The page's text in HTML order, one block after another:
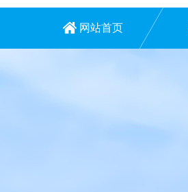
网站首页